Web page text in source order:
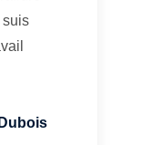
suis